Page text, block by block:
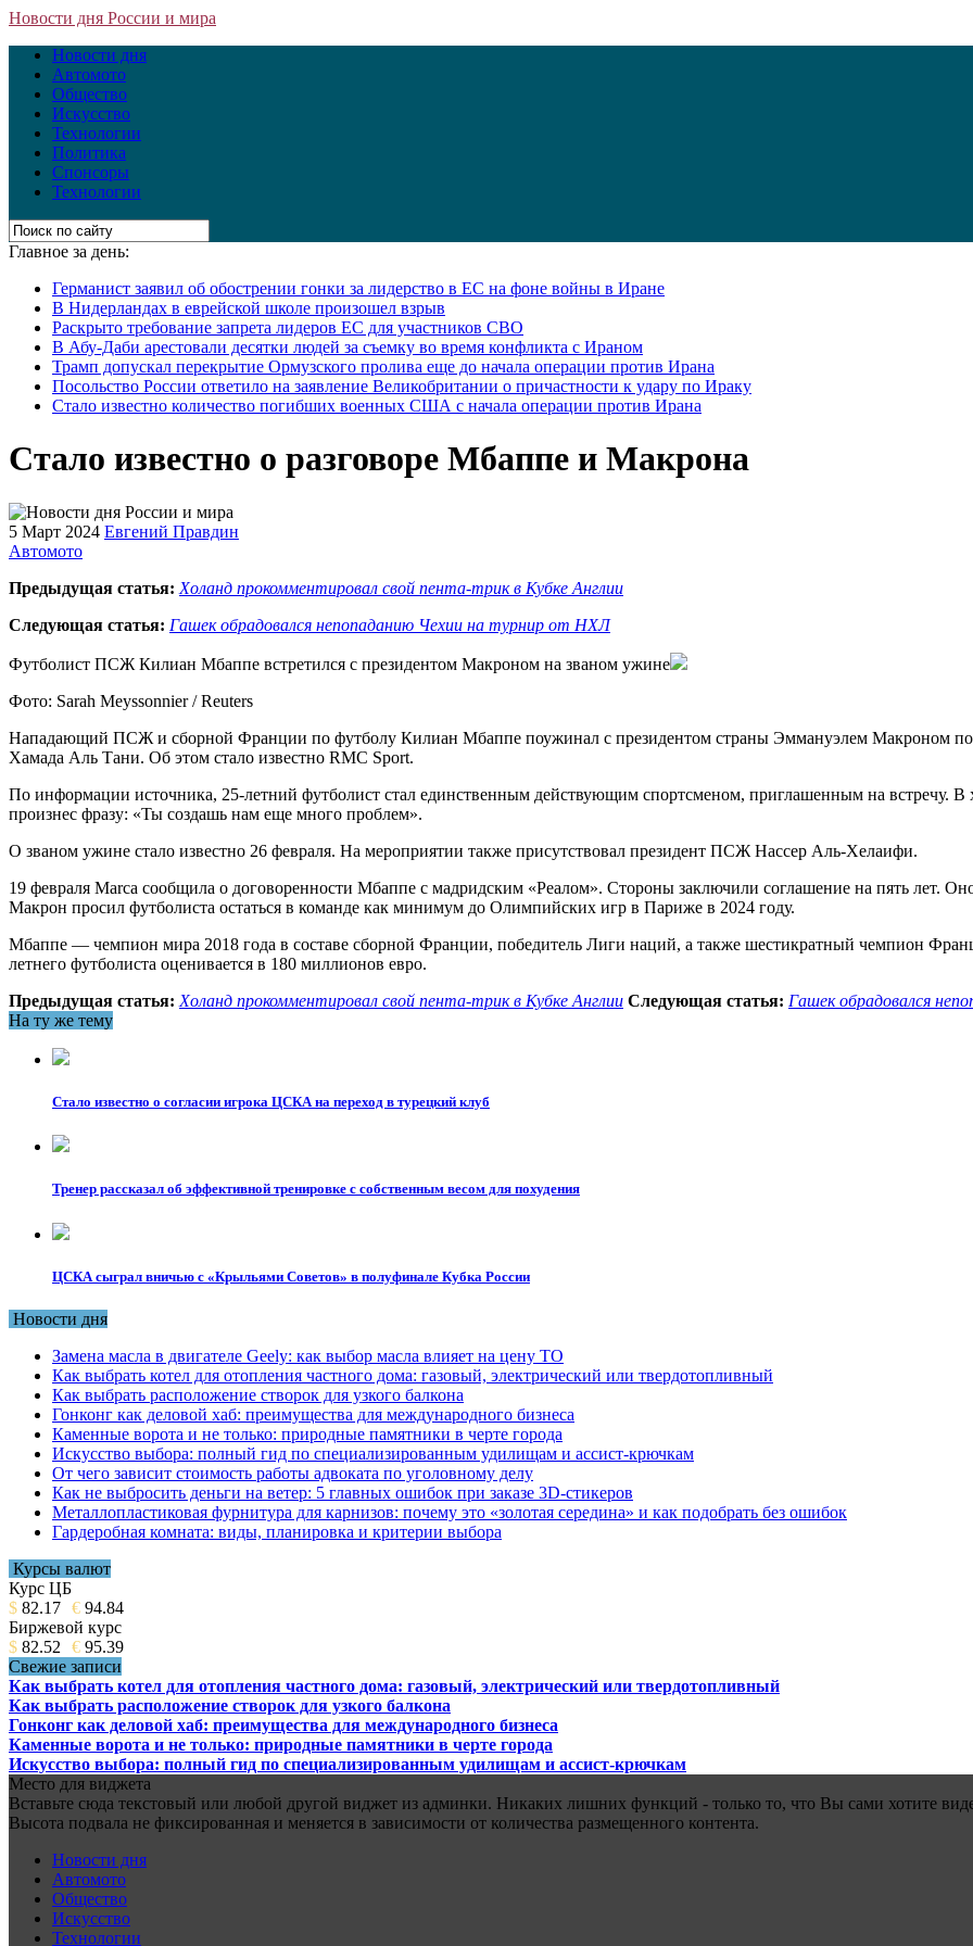
Новости дня России и мира
Новости дня
Автомото
Общество
Искусство
Технологии
Политика
Спонсоры
Технологии
Главное за день:
Германист заявил об обострении гонки за лидерство в ЕС на фоне войны в Иране
В Нидерландах в еврейской школе произошел взрыв
Раскрыто требование запрета лидеров ЕС для участников СВО
В Абу-Даби арестовали десятки людей за съемку во время конфликта с Ираном
Трамп допускал перекрытие Ормузского пролива еще до начала операции против Ирана
Посольство России ответило на заявление Великобритании о причастности к удару по Ираку
Стало известно количество погибших военных США с начала операции против Ирана
Стало известно о разговоре Мбаппе и Макрона
5 Март 2024 Евгений Правдин
Автомото
Предыдущая статья: Холанд прокомментировал свой пента-трик в Кубке Англии
Следующая статья: Гашек обрадовался непопаданию Чехии на турнир от НХЛ
Футболист ПСЖ Килиан Мбаппе встретился с президентом Макроном на званом ужине
Фото: Sarah Meyssonnier / Reuters
Нападающий ПСЖ и сборной Франции по футболу Килиан Мбаппе поужинал с президентом страны Эммануэлем Макроном по
Хамада Аль Тани. Об этом стало известно RMC Sport.
По информации источника, 25-летний футболист стал единственным действующим спортсменом, приглашенным на встречу. В
произнес фразу: «Ты создашь нам еще много проблем».
О званом ужине стало известно 26 февраля. На мероприятии также присутствовал президент ПСЖ Нассер Аль-Хелаифи.
19 февраля Marca сообщила о договоренности Мбаппе с мадридским «Реалом». Стороны заключили соглашение на пять лет.
Макрон просил футболиста остаться в команде как минимум до Олимпийских игр в Париже в 2024 году.
Мбаппе — чемпион мира 2018 года в составе сборной Франции, победитель Лиги наций, а также шестикратный чемпион
летнего футболиста оценивается в 180 миллионов евро.
Предыдущая статья: Холанд прокомментировал свой пента-трик в Кубке Англии Следующая статья: Гашек обрадовался
На ту же тему
Стало известно о согласии игрока ЦСКА на переход в турецкий клуб
Тренер рассказал об эффективной тренировке с собственным весом для похудения
ЦСКА сыграл вничью с «Крыльями Советов» в полуфинале Кубка России
Новости дня
Замена масла в двигателе Geely: как выбор масла влияет на цену ТО
Как выбрать котел для отопления частного дома: газовый, электрический или твердотопливный
Как выбрать расположение створок для узкого балкона
Гонконг как деловой хаб: преимущества для международного бизнеса
Каменные ворота и не только: природные памятники в черте города
Искусство выбора: полный гид по специализированным удилищам и ассист-крючкам
От чего зависит стоимость работы адвоката по уголовному делу
Как не выбросить деньги на ветер: 5 главных ошибок при заказе 3D-стикеров
Металлопластиковая фурнитура для карнизов: почему это «золотая середина» и как подобрать без ошибок
Гардеробная комната: виды, планировка и критерии выбора
Курсы валют
Курс ЦБ
$ 82.17 € 94.84
Биржевой курс
$ 82.52 € 95.39
Свежие записи
Как выбрать котел для отопления частного дома: газовый, электрический или твердотопливный
Как выбрать расположение створок для узкого балкона
Гонконг как деловой хаб: преимущества для международного бизнеса
Каменные ворота и не только: природные памятники в черте города
Искусство выбора: полный гид по специализированным удилищам и ассист-крючкам
Место для виджета
Вставьте сюда текстовый или любой другой виджет из админки. Никаких лишних функций - только то, что Вы сами хотите
Высота подвала не фиксированная и меняется в зависимости от количества размещенного контента.
Новости дня
Автомото
Общество
Искусство
Технологии